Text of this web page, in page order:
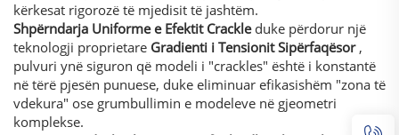
kërkesat rigorozë të mjedisit të jashtëm.
Shpërndarja Uniforme e Efektit Crackle duke përdorur një
teknologji proprietare Gradienti i Tensionit Sipërfaqësor ,
pulvuri ynë siguron që modeli i "crackles" është i konstantë
në tërë pjesën punuese, duke eliminuar efikasishëm "zona të
vdekura" ose grumbullimin e modeleve në gjeometri
komplekse.